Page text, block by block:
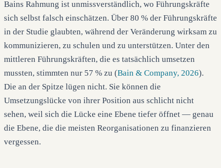
Bains Rahmung ist unmissverständlich, wo Führungskräfte
sich selbst falsch einschätzen. Über 80 % der Führungskräfte
in der Studie glaubten, während der Veränderung wirksam zu
kommunizieren, zu schulen und zu unterstützen. Unter den
mittleren Führungskräften, die es tatsächlich umsetzen
mussten, stimmten nur 57 % zu (Bain & Company, 2026).
Die an der Spitze lügen nicht. Sie können die
Umsetzungslücke von ihrer Position aus schlicht nicht
sehen, weil sich die Lücke eine Ebene tiefer öffnet — genau
die Ebene, die die meisten Reorganisationen zu finanzieren
vergessen.